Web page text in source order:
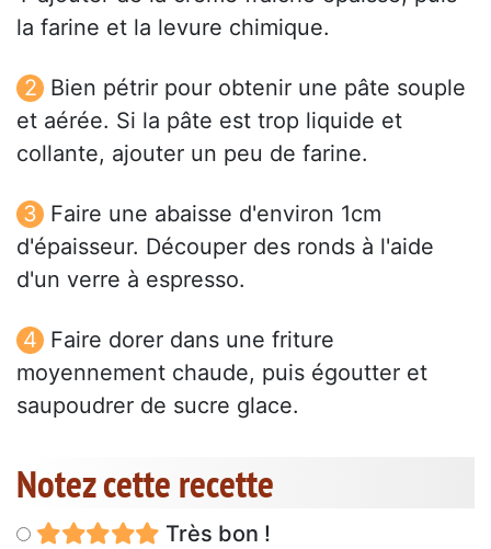
la farine et la levure chimique.
Bien pétrir pour obtenir une pâte souple
et aérée. Si la pâte est trop liquide et
collante, ajouter un peu de farine.
Faire une abaisse d'environ 1cm
d'épaisseur. Découper des ronds à l'aide
d'un verre à espresso.
Faire dorer dans une friture
moyennement chaude, puis égoutter et
saupoudrer de sucre glace.
Notez cette recette
Très bon !